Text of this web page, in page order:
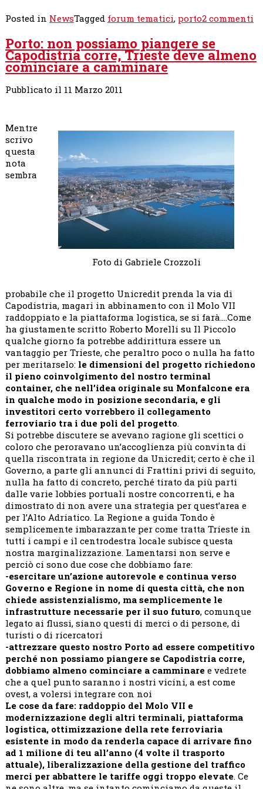
Posted in NewsTagged forum tematici, porto2 commentisu
di
Porto: non possiamo piangere se
Capodistria corre, Trieste deve almeno
cominciare a camminare
Pubblicato il 11 Marzo 2011
Foto di Gabriele Crozzoli
Mentre
scrivo
questa
nota
sembra
probabile che il progetto Unicredit prenda la via di
Capodistria, magari in abbinamento con il Molo VII
raddoppiato e la piattaforma logistica, se si farà….Come
ha giustamente scritto Roberto Morelli su Il Piccolo
qualche giorno fa potrebbe addirittura essere un
vantaggio per Trieste, che peraltro poco o nulla ha fatto
per meritarselo: le dimensioni del progetto richiedono
il pieno coinvolgimento del nostro terminal
container, che nell’idea originale su Monfalcone era
in qualche modo in posizione secondaria, e gli
investitori certo vorrebbero il collegamento
ferroviario tra i due poli del progetto.
Si potrebbe discutere se avevano ragione gli scettici o
coloro che peroravano un’accoglienza più convinta di
quella riscontrata in regione da Unicredit; certo è che il
Governo, a parte gli annunci di Frattini privi di seguito,
nulla ha fatto di concreto, perché tirato da più parti
dalle varie lobbies portuali nostre concorrenti, e ha
dimostrato di non avere una strategia per quest’area e
per l’Alto Adriatico. La Regione a guida Tondo è
semplicemente imbarazzante per come tratta Trieste in
tutti i campi e il centrodestra locale subisce questa
nostra marginalizzazione. Lamentarsi non serve e
perciò ci sono due cose che dobbiamo fare:
-esercitare un’azione autorevole e continua verso
Governo e Regione in nome di questa città, che non
chiede assistenzialismo, ma semplicemente le
infrastrutture necessarie per il suo futuro, comunque
legato ai flussi, siano questi di merci o di persone, di
turisti o di ricercatori
-attrezzare questo nostro Porto ad essere competitivo
perché non possiamo piangere se Capodistria corre,
dobbiamo almeno cominciare a camminaree vedrete
che a quel punto saranno i nostri vicini, a est come
ovest, a volersi integrare con noi
Le cose da fare: raddoppio del Molo VII e
modernizzazione degli altri terminali, piattaforma
logistica, ottimizzazione della rete ferroviaria
esistente in modo da renderla capace di arrivare fino
ad 1 milione di teu all’anno (4 volte il trasporto
attuale), liberalizzazione della gestione del traffico
merci per abbattere le tariffe oggi troppo elevate. Ce